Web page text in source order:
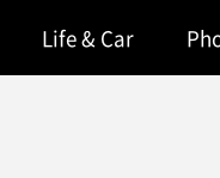
Life & Car